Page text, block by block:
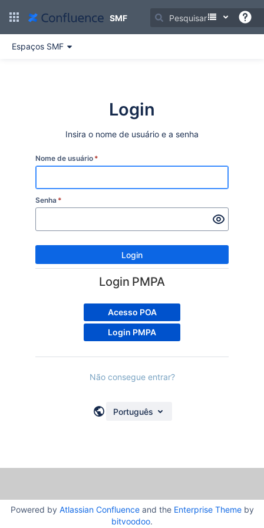
para
principal
SMF
Espaços SMF
Login
Insira o nome de usuário e a senha
Nome de usuário *
Senha *
Login
Login PMPA
Acesso POA
Login PMPA
Não consegue entrar?
Português
Powered by Atlassian Confluenceand the Enterprise Themeby
bitvoodoo.